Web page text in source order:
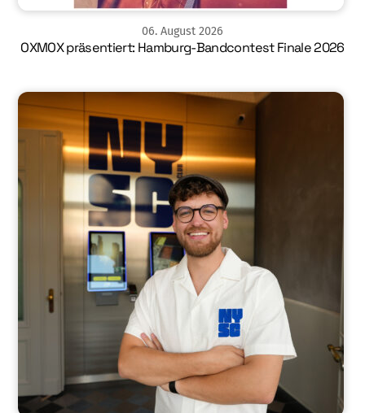
06. August 2026
OXMOX präsentiert: Hamburg-Bandcontest Finale 2026